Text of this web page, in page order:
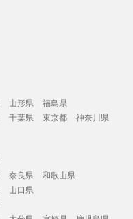
山形県
福島県
千葉県 東京都
神奈川県
奈良県
和歌山県
山口県